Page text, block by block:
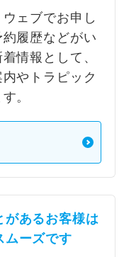
ェブでお申し
履歴などがい
情報として、
やトラピック
。
があるお客様は
ムーズです